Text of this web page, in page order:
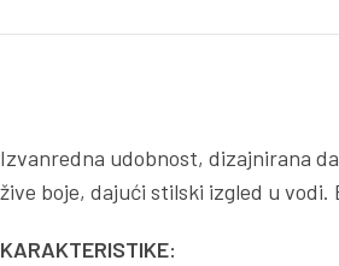
Izvanredna udobnost, dizajnirana
žive boje, dajući stilski izgled u
KARAKTERISTIKE: